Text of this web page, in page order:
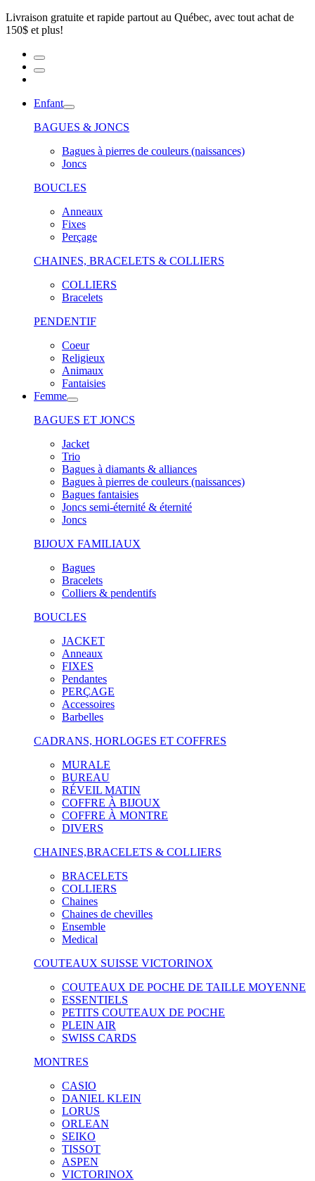
Livraison gratuite et rapide partout au Québec, avec tout achat de
150$ et plus!
Enfant
BAGUES & JONCS
Bagues à pierres de couleurs (naissances)
Joncs
BOUCLES
Anneaux
Fixes
Perçage
CHAINES, BRACELETS & COLLIERS
COLLIERS
Bracelets
PENDENTIF
Coeur
Religieux
Animaux
Fantaisies
Femme
BAGUES ET JONCS
Jacket
Trio
Bagues à diamants & alliances
Bagues à pierres de couleurs (naissances)
Bagues fantaisies
Joncs semi-éternité & éternité
Joncs
BIJOUX FAMILIAUX
Bagues
Bracelets
Colliers & pendentifs
BOUCLES
JACKET
Anneaux
FIXES
Pendantes
PERÇAGE
Accessoires
Barbelles
CADRANS, HORLOGES ET COFFRES
MURALE
BUREAU
RÉVEIL MATIN
COFFRE À BIJOUX
COFFRE À MONTRE
DIVERS
CHAINES,BRACELETS & COLLIERS
BRACELETS
COLLIERS
Chaines
Chaines de chevilles
Ensemble
Medical
COUTEAUX SUISSE VICTORINOX
COUTEAUX DE POCHE DE TAILLE MOYENNE
ESSENTIELS
PETITS COUTEAUX DE POCHE
PLEIN AIR
SWISS CARDS
MONTRES
CASIO
DANIEL KLEIN
LORUS
ORLEAN
SEIKO
TISSOT
ASPEN
VICTORINOX